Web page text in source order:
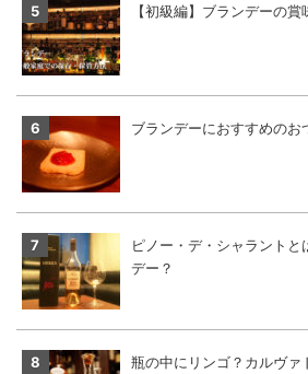
【初級編】ブランデーの
ブランデーにおすすめのお
ピノー・デ・シャラント
デー？
瓶の中にリンゴ？カルヴァ